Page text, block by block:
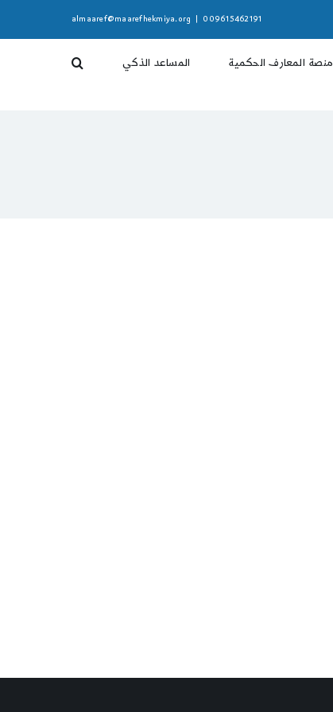
009615462191
almaaref@maarefhekmiya.org
منصة المعارف الحكمية المساعد الذكي